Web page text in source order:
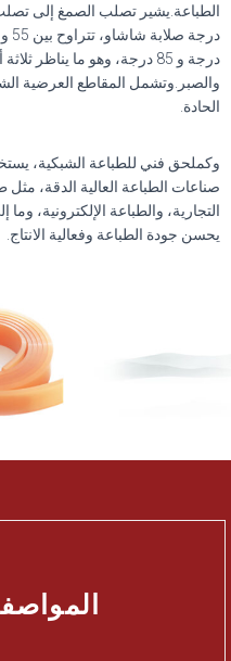
الطباعة.يشير تصلب الصمغ إلى
درجة و 85 درجة، وهو ما يناظر
والصبر.وتشمل المقاطع العرضية
الحادة.
وكملحق فني للطباعة الشبكية،
صناعات الطباعة العالية الدقة،
التجارية، والطباعة الإلكترونية،
يحسن جودة الطباعة وفعالية الانتاج.